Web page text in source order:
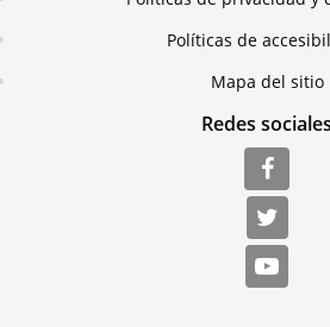
Políticas de
Mapa del sitio
Redes sociales